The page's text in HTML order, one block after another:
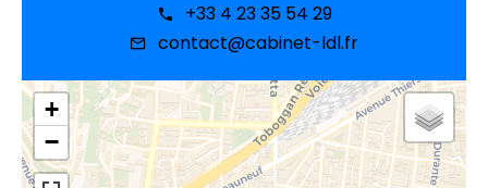
+33 4 23 35 54 29
contact@cabinet-ldl.fr
+
−